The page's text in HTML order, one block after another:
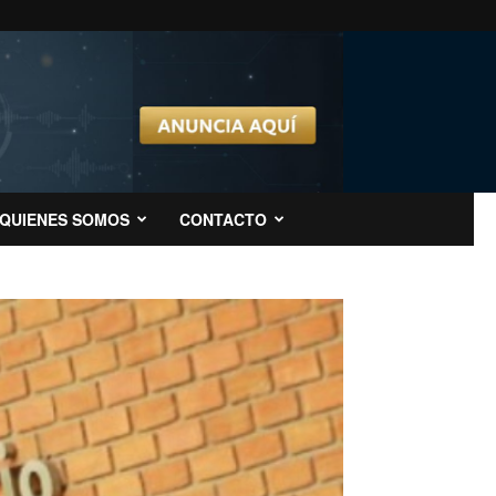
QUIENES SOMOS CONTACTO